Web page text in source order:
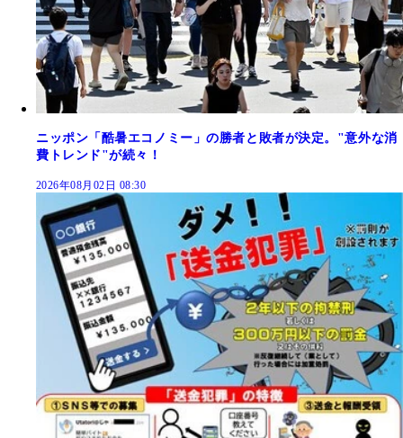
ニッポン「酷暑エコノミー」の勝者と敗者が決定。"意外な消
費トレンド"が続々！
2026年08月02日 08:30